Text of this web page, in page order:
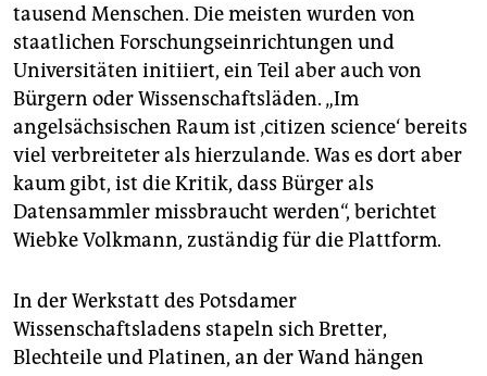
tausend Menschen. Die meisten wurden von
staatlichen Forschungseinrichtungen und
Universitäten initiiert, ein Teil aber auch von
Bürgern oder Wissenschaftsläden. „Im
angelsächsischen Raum ist ‚citizen science‘ bereits
viel verbreiteter als hierzulande. Was es dort aber
kaum gibt, ist die Kritik, dass Bürger als
Datensammler missbraucht werden“, berichtet
Wiebke Volkmann, zuständig für die Plattform.
In der Werkstatt des Potsdamer
Wissenschaftsladens stapeln sich Bretter,
Blechteile und Platinen, an der Wand hängen